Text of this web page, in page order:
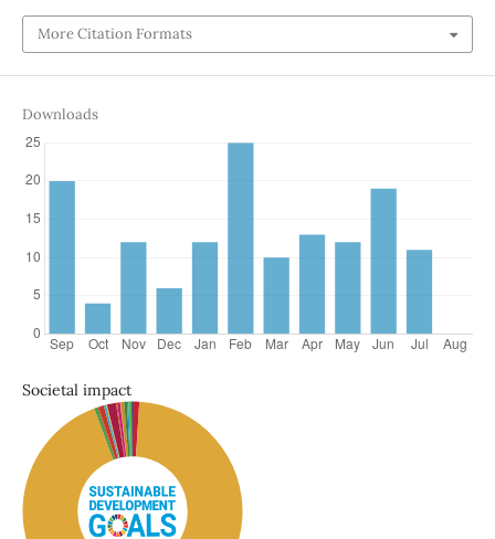
More Citation Formats
Downloads
Societal impact